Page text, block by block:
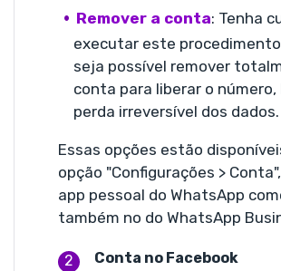
Remover a conta: Tenha
executar este
seja possível remover
conta para liberar o número,
perda irreversível dos dados.
Essas opções estão
opção "Configurações >
app pessoal do WhatsApp
também no do WhatsApp
Conta no Facebook